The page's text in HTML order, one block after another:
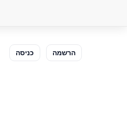
כניסה הרשמה